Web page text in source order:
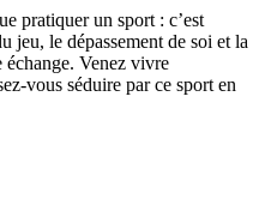
pratiquer un sport : c’est
jeu, le dépassement de soi et la
Venez vivre
vous séduire par ce sport en